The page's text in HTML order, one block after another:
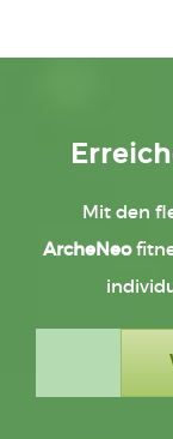
Mit den
ArcheNeo